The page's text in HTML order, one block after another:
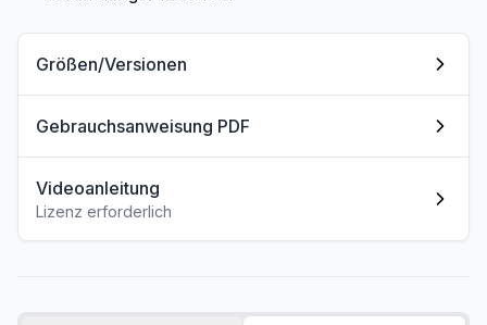
Größen/Versionen
Gebrauchsanweisung PDF
Videoanleitung
Lizenz erforderlich